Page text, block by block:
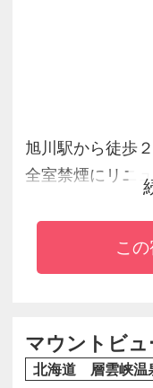
旭川駅から徒歩
全室禁煙にリニ
ージした客室は
ットなど豊富に
お客様のお気に
圏内の好立地♪
★全客室無線wi-fi
こ
マウントビ
北海道 層雲峡温